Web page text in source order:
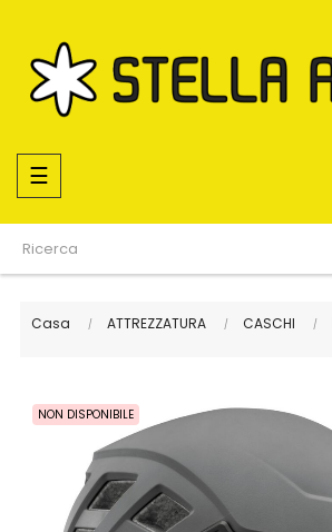
navigazione
Toggle
☰
Casa ATTREZZATURA CASCHI
NON DISPONIBILE